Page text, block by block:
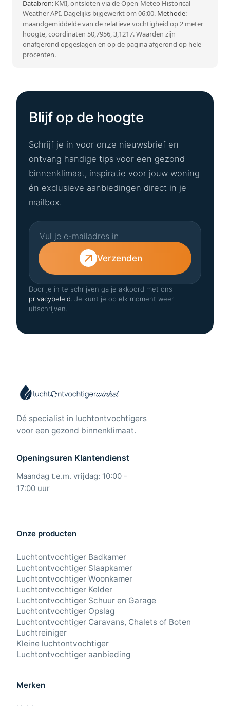
Databron: KMI, ontsloten via de Open-Meteo Historical
Weather API. Dagelijks bijgewerkt om 06:00. Methode:
maandgemiddelde van de relatieve vochtigheid op 2 meter
hoogte, coördinaten 50,7956, 3,1217. Waarden zijn
onafgerond opgeslagen en op de pagina afgerond op hele
procenten.
Blijf op de hoogte
Schrijf je in voor onze nieuwsbrief en
ontvang handige tips voor een gezond
binnenklimaat, inspiratie voor jouw woning
én exclusieve aanbiedingen direct in je
mailbox.
Verzenden
Door je in te schrijven ga je akkoord met ons
privacybeleid . Je kunt je op elk moment weer
uitschrijven.
Dé specialist in luchtontvochtigers
voor een gezond binnenklimaat.
Openingsuren Klantendienst
Maandag t.e.m. vrijdag: 10:00 -
17:00 uur
Onze producten
Luchtontvochtiger Badkamer
Luchtontvochtiger Slaapkamer
Luchtontvochtiger Woonkamer
Luchtontvochtiger Kelder
Luchtontvochtiger Schuur en Garage
Luchtontvochtiger Opslag
Luchtontvochtiger Caravans, Chalets of Boten
Luchtreiniger
Kleine luchtontvochtiger
Luchtontvochtiger aanbieding
Merken